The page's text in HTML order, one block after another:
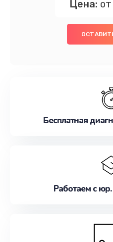
Цена:
Бесплатная
Работаем с